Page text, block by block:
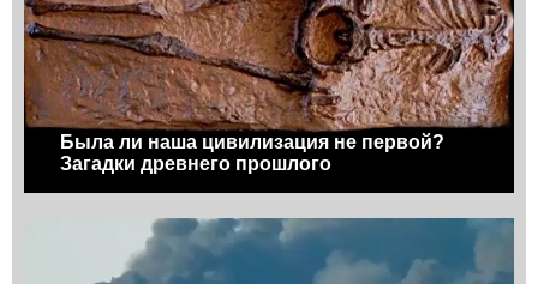
Была ли наша цивилизация не первой?
Загадки древнего прошлого